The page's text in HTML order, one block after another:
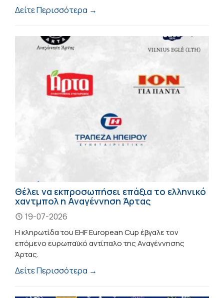
Δείτε Περισσότερα →
Θέλει να εκπροσωπήσει επάξια το ελληνικό
χαντμπολ η Αναγέννηση Άρτας
19-07-2026
Η κληρωτίδα του EHF European Cup έβγαλε τον
επόμενο ευρωπαϊκό αντίπαλο της Αναγέννησης
Άρτας.
Δείτε Περισσότερα →